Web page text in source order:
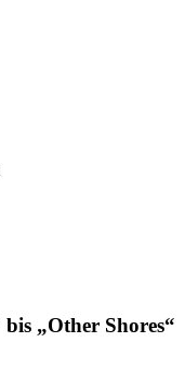
„Other Shores“